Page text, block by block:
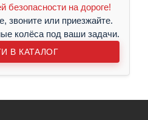
безопасности на дороге!
звоните или приезжайте.
колёса под ваши задачи.
В КАТАЛОГ